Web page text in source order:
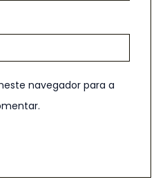
navegador para a